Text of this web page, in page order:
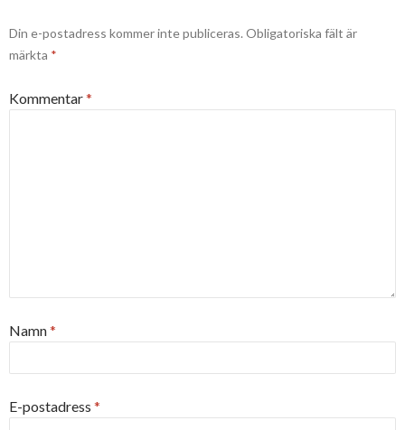
Din e-postadress kommer inte publiceras. Obligatoriska fält är
märkta *
Kommentar*
Namn*
E-postadress *